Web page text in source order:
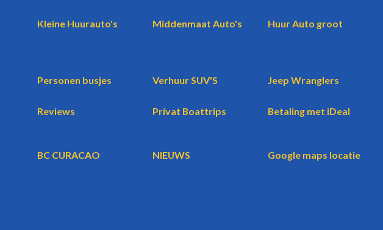
Kleine Huurauto's Middenmaat Auto's Huur Auto groot
Personen busjes Verhuur SUV'S Jeep Wranglers
Reviews Privat Boattrips Betaling met iDeal
BC CURACAO NIEUWS Google maps locatie